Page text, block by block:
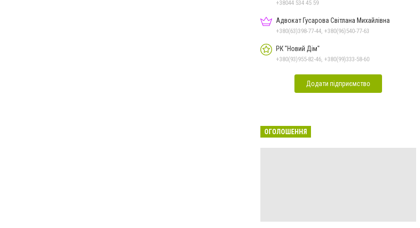
+38044 534 45 59
Адвокат Гусарова Світлана Михайлівна
+380(63)398-77-44, +380(96)540-77-63
РК "Новий Дім"
+380(93)955-82-46, +380(99)333-58-60
Додати підприємство
ОГОЛОШЕННЯ